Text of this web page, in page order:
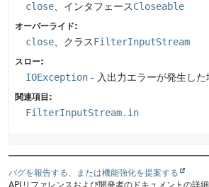
close 、インタフェースCloseable
オーバーライド:
close 、クラスFilterInputStream
スロー:
IOException - 入出力エラーが発生した
関連項目:
FilterInputStream.in
バグを報告する、または機能強化を提案する
APIリファレンスおよび開発者のドキュメントの詳細